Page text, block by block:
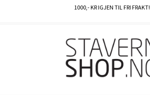
1000,- KR IGJEN TIL FRI FRAKT!